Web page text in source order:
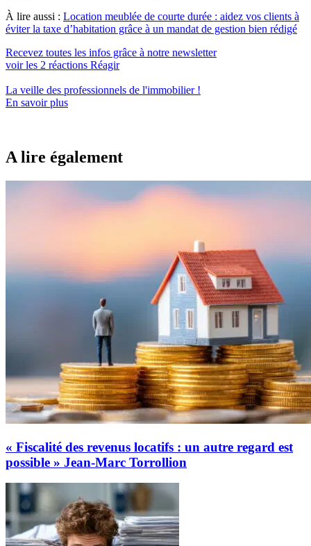
À lire aussi : Location meublée de courte durée : aidez vos clients à
éviter la taxe d’habitation grâce à un mandat de gestion bien rédigé
Recevez toutes les infos grâce à notre newsletter
voir les 2 réactions Réagir
La veille des professionnels de l'immobilier!
En savoir plus
A lire également
« Fiscalité des revenus locatifs : un autre regard est
possible » Jean-Marc Torrollion